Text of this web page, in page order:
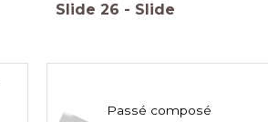
Slide 26 - Slide
Passé composé